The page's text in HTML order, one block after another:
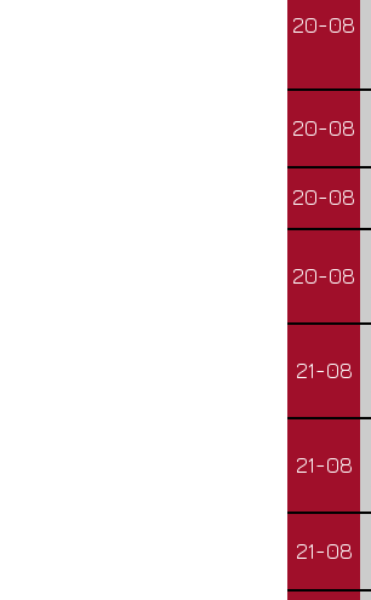
20-08
20-08
20-08
20-08
21-08
21-08
21-08